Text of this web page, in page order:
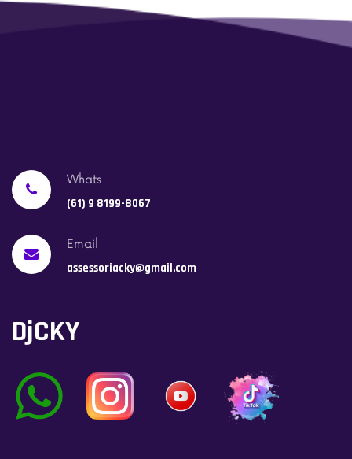
Whats
(61) 9 8199-8067
Email
assessoriacky@gmail.com
DjCKY